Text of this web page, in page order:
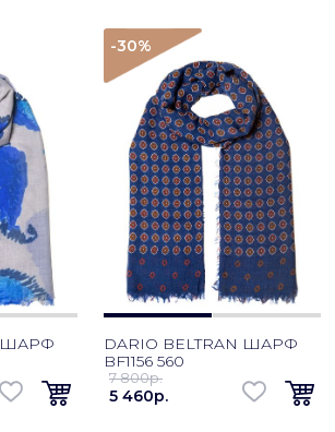
ШАРФ
-30%
DARIO BELTRAN ШАРФ
BF1156 560
7 800p.
5 460p.